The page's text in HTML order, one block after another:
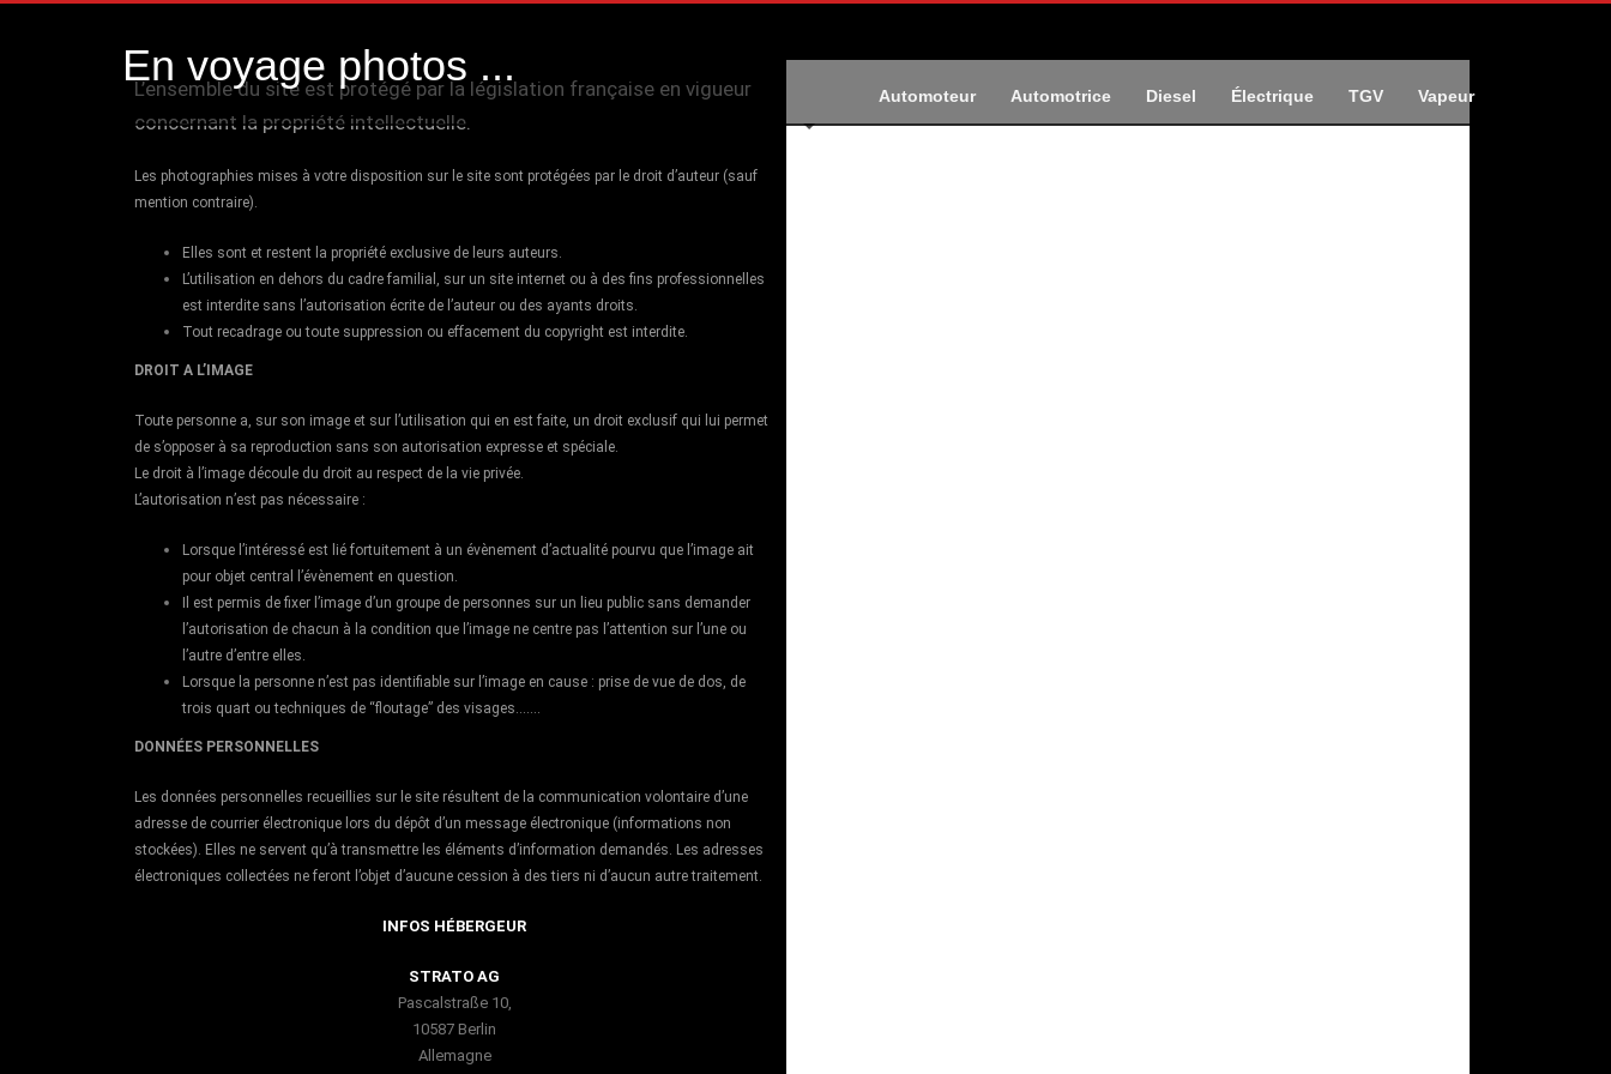
En voyage photos ...
Automoteur Automotrice Diesel Électrique TGV Vapeur
L’ensemble du site est protégé par la législation française en vigueur
concernant la propriété intellectuelle.
Les photographies mises à votre disposition sur le site sont protégées par le droit d’auteur (sauf
mention contraire).
Elles sont et restent la propriété exclusive de leurs auteurs.
L’utilisation en dehors du cadre familial, sur un site internet ou à des fins professionnelles
est interdite sans l’autorisation écrite de l’auteur ou des ayants droits.
Tout recadrage ou toute suppression ou effacement du copyright est interdite.
DROIT A L’IMAGE
Toute personne a, sur son image et sur l’utilisation qui en est faite, un droit exclusif qui lui permet
de s’opposer à sa reproduction sans son autorisation expresse et spéciale.
Le droit à l’image découle du droit au respect de la vie privée.
L’autorisation n’est pas nécessaire :
Lorsque l’intéressé est lié fortuitement à un évènement d’actualité pourvu que l’image ait
pour objet central l’évènement en question.
Il est permis de fixer l’image d’un groupe de personnes sur un lieu public sans demander
l’autorisation de chacun à la condition que l’image ne centre pas l’attention sur l’une ou
l’autre d’entre elles.
Lorsque la personne n’est pas identifiable sur l’image en cause : prise de vue de dos, de
trois quart ou techniques de “floutage” des visages…….
DONNÉES PERSONNELLES
Les données personnelles recueillies sur le site résultent de la communication volontaire d’une
adresse de courrier électronique lors du dépôt d’un message électronique (informations non
stockées). Elles ne servent qu’à transmettre les éléments d’information demandés. Les adresses
électroniques collectées ne feront l’objet d’aucune cession à des tiers ni d’aucun autre traitement.
INFOS HÉBERGEUR
STRATO AG
Pascalstraße 10,
10587 Berlin
Allemagne